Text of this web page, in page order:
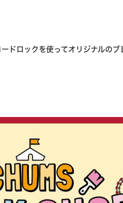
ドロックを使ってオリジナルの